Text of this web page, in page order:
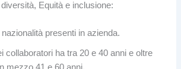
Equità e inclusione:
nazionalità presenti in azienda.
collaboratori ha tra 20 e 40 anni e oltre